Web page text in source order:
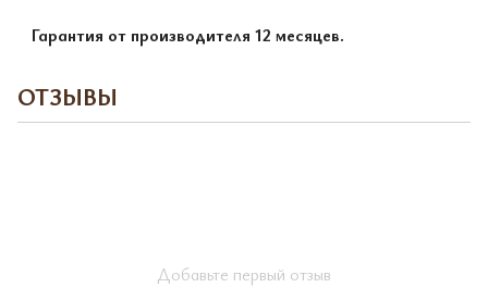
Гарантия от производителя 12 месяцев.
ОТЗЫВЫ
Добавьте первый отзыв